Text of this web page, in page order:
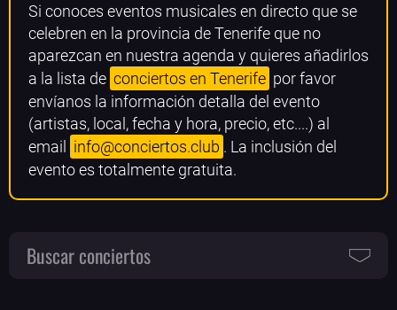
Si conoces eventos musicales en directo que se
celebren en la provincia de Tenerife que no
aparezcan en nuestra agenda y quieres añadirlos
a la lista de conciertos en Tenerife por favor
envíanos la información detalla del evento
(artistas, local, fecha y hora, precio, etc....) al
email info@conciertos.club . La inclusión del
evento es totalmente gratuita.
Buscar conciertos